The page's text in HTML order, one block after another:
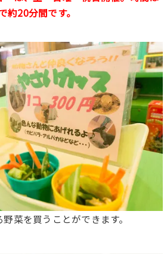
約20分間です。
菜を買うことができます。